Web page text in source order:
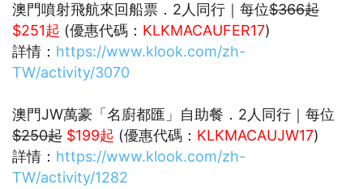
澳門噴射飛航來回船票．2人同行｜每位$366起
$251起 (優惠代碼： KLKMACAUFER17)
詳情： https://www.klook.com/zh-
TW/activity/3070
澳門JW萬豪「名廚都匯」自助餐．2人同行｜每位
$250起 $199起 (優惠代碼： KLKMACAUJW17)
詳情： https://www.klook.com/zh-
TW/activity/1282